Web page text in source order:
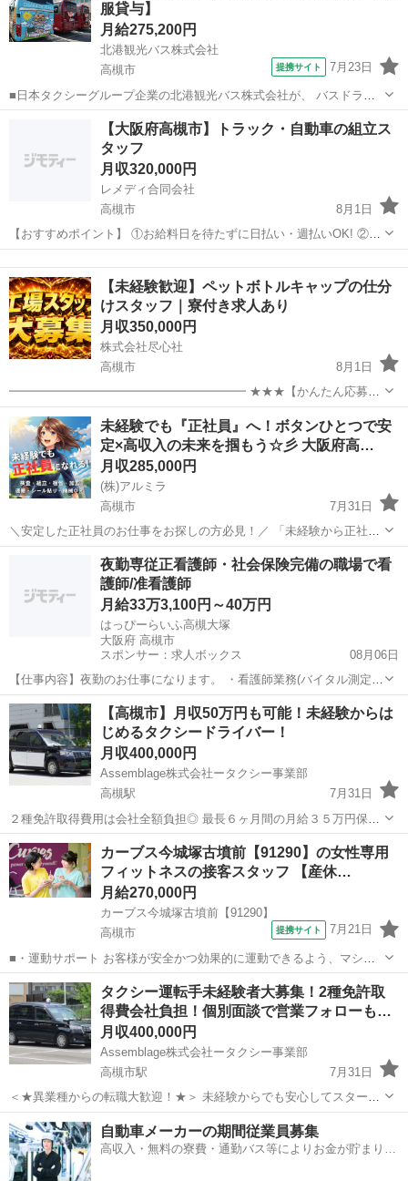
中） https://lin.ee/...服貸与】
月給275,200円
北港観光バス株式会社
高槻市
提携サイト 7月23日
■日本タクシーグループ企業の北港観光バス株式会社が、 バスドライ
バーを募集します！ 異業種から転職の先輩も数多く活躍中です。 ま
た、勤務希望日も相談に応じて対応！ あなたに合った働き方を見つけ
てくださいね♪ ■月給275...
ドライバー
【大阪府高槻市】トラック・⾃動⾞の組⽴ス
タッフ
月収320,000円
レメディ合同会社
高槻市
8月1日
【おすすめポイント】 ①お給料日を待たずに日払い・週払いOK! ②今
だけ入社祝金30〜100万円ドドーンと支給!! 月収30万円以上、年収400
万円以上も可能 入社祝金とあわせて1年で500万稼ごっ✊️ ③...
【未経験歓迎】ペットボトルキャップの仕分
けスタッフ｜寮付き求人あり
月収350,000円
株式会社尽心社
高槻市
8月1日
━━━━━━━━━━━━━━━━━━━━ ★★★【かんたん応募は
こちら】★★★ ━━━━━━━━━━━━━━━━━━━━ ▼▼ ま
ずはLINEを友だち追加 ▼▼ https://lin.ee/wSdk4Ka ...
大阪 高槻市 工場
未経験でも『正社員』へ！ボタンひとつで安
定×高収入の未来を掴もう☆彡 大阪府高…
月収285,000円
(株)アルミラ
高槻市
7月31日
＼安定した正社員のお仕事をお探しの方必見！／ 「未経験から正社員
になれる？」 「すぐに働ける仕事が知りたい！」 「長期安定の職場で
働きたい！」 ⇒ そんなアナタにピッタリの正社員求人をご紹介！ ...
高槻市 工場 未経験
夜勤専従正看護師・社会保険完備の職場で看
護師/准看護師
月給33万3,100円～40万円
はっぴーらいふ高槻大塚
大阪府 高槻市
スポンサー：求人ボックス
08月06日
【仕事内容】夜勤のお仕事になります。 ・看護師業務(バイタル測定、
往診付き添い、創傷処置、点滴など) ・施設業務(誘導や食事介助、排
泄介助等含む) ・訪問看護業務など 当社運営のはっぴーらいふ高槻と
はっぴーらいふ高槻大塚の兼務とな...
正社員
【高槻市】月収50万円も可能！未経験からは
じめるタクシードライバー！
月収400,000円
Assemblage株式会社ータクシー事業部
高槻駅
7月31日
２種免許取得費用は会社全額負担◎ 最長６ヶ月間の月給３５万円保証
あり！ 🚖 業界最大手グループで安心スタート！ 未経験からタクシー
運転手に挑戦するなら、教育・サポート体制が充実した弊社へ！ ９割
が未経験スター...
大阪 高槻市 高槻駅 ドライバー 未経験
カーブス今城塚古墳前【91290】の女性専用
フィットネスの接客スタッフ 【産休…
月給270,000円
カーブス今城塚古墳前【91290】
高槻市
提携サイト 7月21日
■・運動サポート お客様が安全かつ効果的に運動できるよう、マシン
の使い方をアドバイスします。運動が初めての方や苦手な方がほとん
どなので、難しい指導はありません。「今日はこの動きを意識しまし
ょう！」といったお声がけをしながら、...
大阪 高槻市 その他
タクシー運転手未経験者大募集！2種免許取
得費会社負担！個別面談で営業フォローも…
月収400,000円
Assemblage株式会社ータクシー事業部
高槻市駅
7月31日
＜★異業種からの転職大歓迎！★＞ 未経験からでも安心してスタート
できるタクシー運転手のお仕事！ 当社では、９割以上の社員が未経験
からのスタート！ その理由は、 「充実した研修制度」 「２種免許取
得費用を会社が負...
大阪 高槻市 高槻市駅 ドライバー 未経験
自動車メーカーの期間従業員募集
高収入・無料の寮費・通勤バス等によりお金が貯まりや